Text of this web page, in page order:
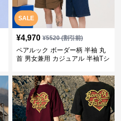
SALE
¥4,970 ¥5520(割引前)
ペアルック ボーダー柄 半袖 丸
首 男女兼用 カジュアル 半袖Tシ